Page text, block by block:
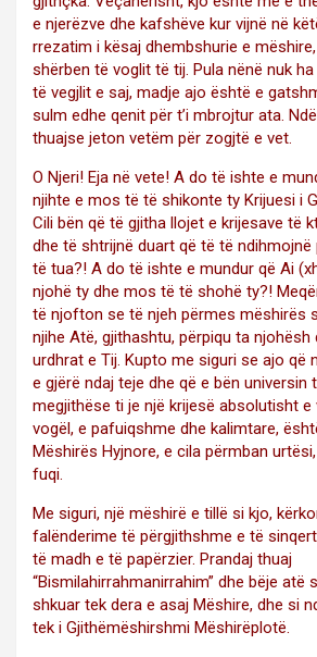
e njerëzve dhe kafshëve kur vijnë në
rrezatim i kësaj dhembshurie e
shërben të voglit të tij. Pula nënë nuk
të vegjlit e saj, madje ajo është e
sulm edhe qenit për t’i mbrojtur ata.
thuajse jeton vetëm për zogjtë e vet.
O Njeri! Eja në vete! A do të ishte e
njihte e mos të të shikonte ty Krijuesi i
Cili bën që të gjitha llojet e krijesave të
dhe të shtrijnë duart që të të ndihmojnë
të tua?! A do të ishte e mundur që Ai
njohë ty dhe mos të të shohë ty?!
të njofton se të njeh përmes mëshirës
njihe Atë, gjithashtu, përpiqu ta njohësh
urdhrat e Tij. Kupto me siguri se ajo që
e gjërë ndaj teje dhe që e bën universin
megjithëse ti je një krijesë absolutisht e
vogël, e pafuiqshme dhe kalimtare,
Mëshirës Hyjnore, e cila përmban
fuqi.
Me siguri, një mëshirë e tillë si kjo,
falënderime të përgjithshme e të
të madh e të papërzier. Prandaj thuaj
“Bismilahirrahmanirrahim” dhe bëje atë
shkuar tek dera e asaj Mëshire, dhe si
tek i Gjithëmëshirshmi Mëshirëplotë.